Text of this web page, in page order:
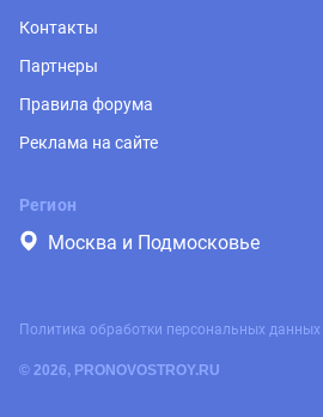
Контакты
Партнеры
Правила форума
Реклама на сайте
Регион
Москва и Подмосковье
© 2026, PRONOVOSTROY.RU
Политика обработки персональных данных